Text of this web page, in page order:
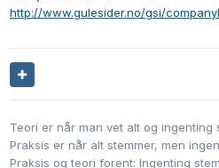
http://www.gulesider.no/gsi/
Teori er når man vet alt og ingenting
Praksis er når alt stemmer, men
Praksis og teori forent: Ingenting